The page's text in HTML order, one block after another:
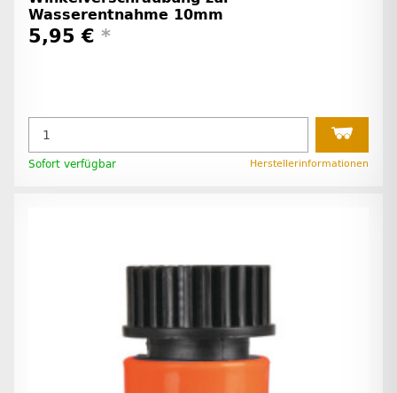
Wasserentnahme 10mm
5,95 € *
Sofort verfügbar Herstellerinformationen